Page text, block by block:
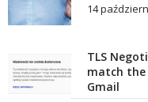
14
TLS
match the
Gmail